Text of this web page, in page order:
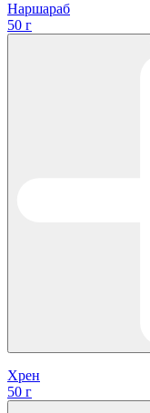
Наршараб
50 г
Хрен
50 г